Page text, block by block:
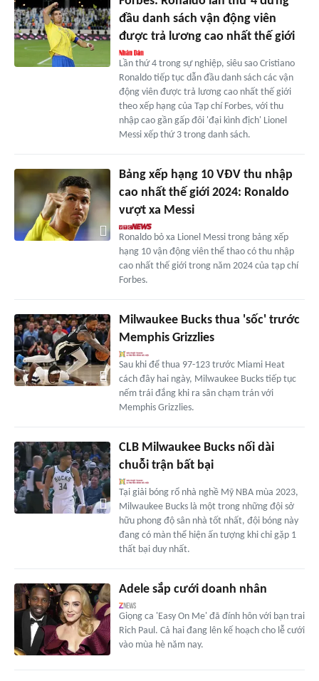
đầu danh sách vận động viên
được trả lương cao nhất thế giới
Lần thứ 4 trong sự nghiệp, siêu sao Cristiano
Ronaldo tiếp tục dẫn đầu danh sách các vận
động viên được trả lương cao nhất thế giới
theo xếp hạng của Tạp chí Forbes, với thu
nhập cao gần gấp đôi 'đại kình địch' Lionel
Messi xếp thứ 3 trong danh sách.
Bảng xếp hạng 10 VĐV thu nhập
cao nhất thế giới 2024: Ronaldo
vượt xa Messi
Ronaldo bỏ xa Lionel Messi trong bảng xếp
hạng 10 vận động viên thể thao có thu nhập
cao nhất thế giới trong năm 2024 của tạp chí
Forbes.
Milwaukee Bucks thua 'sốc' trước
Memphis Grizzlies
Sau khi để thua 97-123 trước Miami Heat
cách đây hai ngày, Milwaukee Bucks tiếp tục
nếm trái đắng khi ra sân chạm trán với
Memphis Grizzlies.
CLB Milwaukee Bucks nối dài
chuỗi trận bất bại
Tại giải bóng rổ nhà nghề Mỹ NBA mùa 2023,
Milwaukee Bucks là một trong những đội sở
hữu phong độ sân nhà tốt nhất, đội bóng này
đang có màn thể hiện ấn tượng khi chỉ gặp 1
thất bại duy nhất.
Adele sắp cưới doanh nhân
Giọng ca 'Easy On Me' đã đính hôn với bạn trai
Rich Paul. Cả hai đang lên kế hoạch cho lễ cưới
vào mùa hè năm nay.